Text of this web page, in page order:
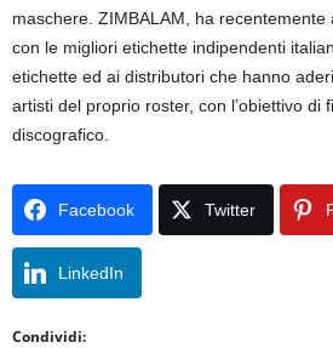
maschere. ZIMBALAM, ha
con le migliori etichette indipendenti
etichette ed ai distributori che hanno
artisti del proprio roster, con l’obiettivo di
discografico.
Facebook Twitter
LinkedIn
Condividi: